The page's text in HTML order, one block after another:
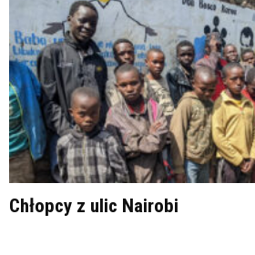
Chłopcy z ulic Nairobi